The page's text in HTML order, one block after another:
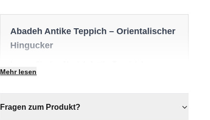
Abadeh Antike Teppich – Orientalischer
Hingucker
ein markanter Teppich, der Ihrem Zuhause
✔ Zeitloses Design für jeden Raum
Mehr lesen
Fragen zum Produkt?